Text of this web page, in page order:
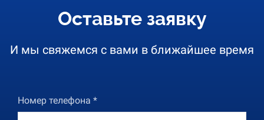
Оставьте заявку
И мы свяжемся с вами в ближайшее время
Номер телефона *